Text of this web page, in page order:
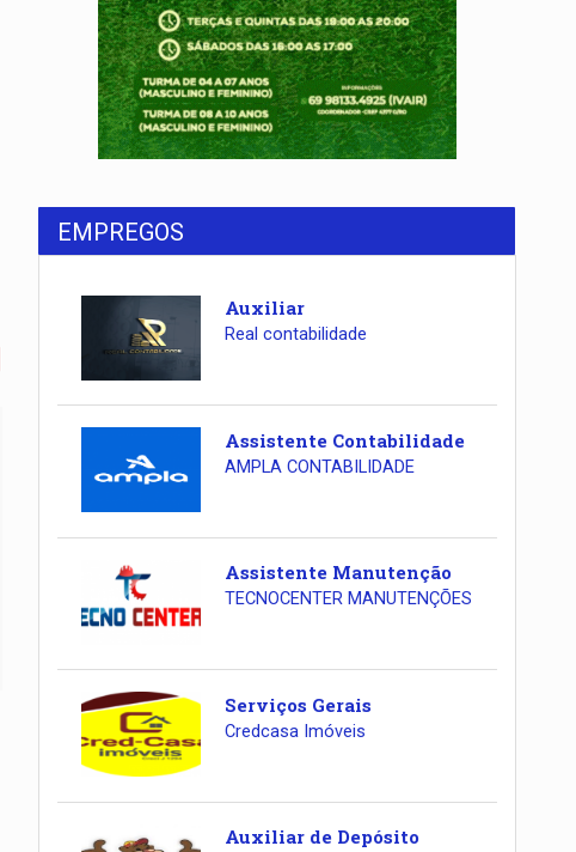
EMPREGOS
Auxiliar
Real contabilidade
Assistente Contabilidade
AMPLA CONTABILIDADE
Assistente Manutenção
TECNOCENTER MANUTENÇÕES
Serviços Gerais
Credcasa Imóveis
Auxiliar de Depósito